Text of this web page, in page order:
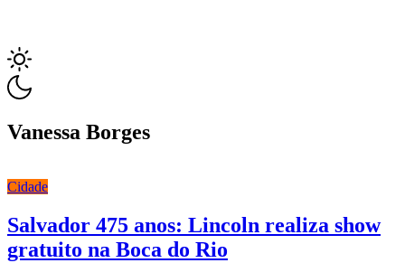
Vanessa Borges
Cidade
Salvador 475 anos: Lincoln realiza show
gratuito na Boca do Rio